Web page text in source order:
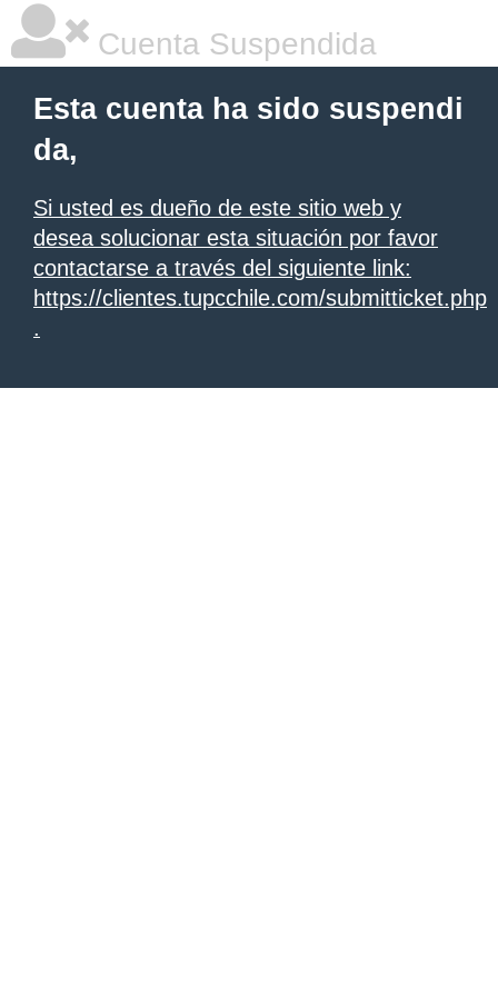
Cuenta Suspendida
Esta cuenta ha sido suspendi
da,
Si usted es dueño de este sitio web y
desea solucionar esta situación por favor
contactarse a través del siguiente link:
https://clientes.tupcchile.com/submitticket.php
.